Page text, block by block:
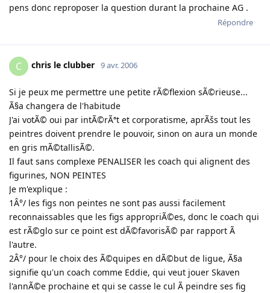
pens donc reproposer la question durant la prochaine AG .
Répondre
C chris le clubber 9 avr. 2006
Si je peux me permettre une petite rÃ©flexion sÃ©rieuse...
Ã§a changera de l'habitude
J'ai votÃ© oui par intÃ©rÃªt et corporatisme, aprÃšs tout les
peintres doivent prendre le pouvoir, sinon on aura un monde
en gris mÃ©tallisÃ©.
Il faut sans complexe PENALISER les coach qui alignent des
figurines, NON PEINTES
Je m'explique :
1Â°/ les figs non peintes ne sont pas aussi facilement
reconnaissables que les figs appropriÃ©es, donc le coach qui
est rÃ©glo sur ce point est dÃ©favorisÃ© par rapport Ã
l'autre.
2Â°/ pour le choix des Ã©quipes en dÃ©but de ligue, Ã§a
signifie qu'un coach comme Eddie, qui veut jouer Skaven
l'annÃ©e prochaine et qui se casse le cul Ã peindre ses fig